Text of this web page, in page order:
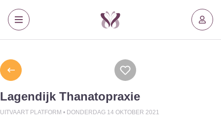
Lagendijk Thanatopraxie
UITVAART PLATFORM • DONDERDAG 14 OKTOBER 2021